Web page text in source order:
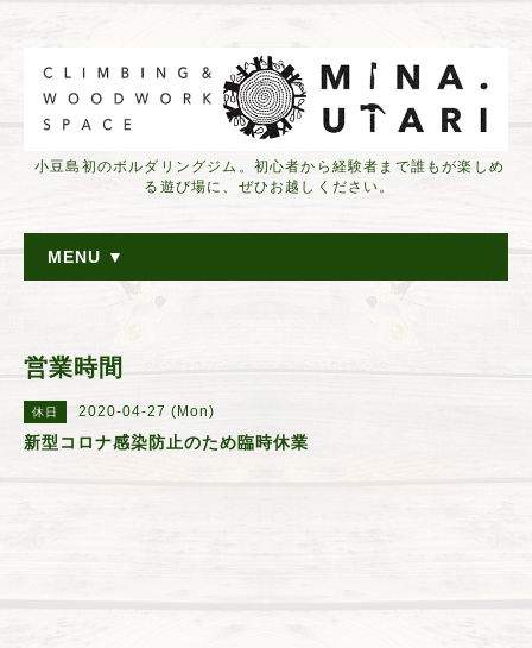
小豆島初のボルダリングジム。初心者から経験者まで誰もが楽しめ
る遊び場に、ぜひお越しください。
MENU ▼
営業時間
休日 2020-04-27 (Mon)
新型コロナ感染防止のため臨時休業